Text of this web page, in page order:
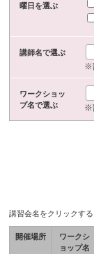
曜日を選ぶ
講師名で選ぶ
※
ワークショッ
プ名で選ぶ
※
講習会名をクリックす
開催場所
ワークシ
ョップ名